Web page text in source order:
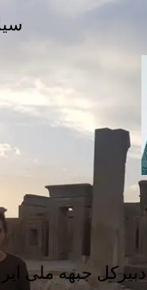
دبیرکل جبهه ملی